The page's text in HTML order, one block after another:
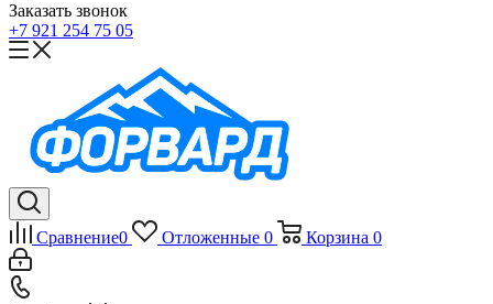
Заказать звонок
+7 921 254 75 05
Сравнение0 Отложенные 0 Корзина 0